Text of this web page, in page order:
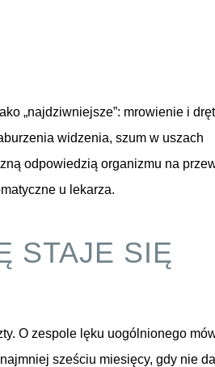
„najdziwniejsze”: mrowienie i
widzenia, szum w uszach
odpowiedzią organizmu na
u lekarza.
STAJE SIĘ
O zespole lęku uogólnionego
sześciu miesięcy, gdy nie